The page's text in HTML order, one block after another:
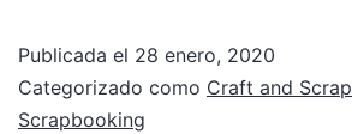
Publicada el 28 enero, 2020
Categorizado como Craft and Scrap
Scrapbooking